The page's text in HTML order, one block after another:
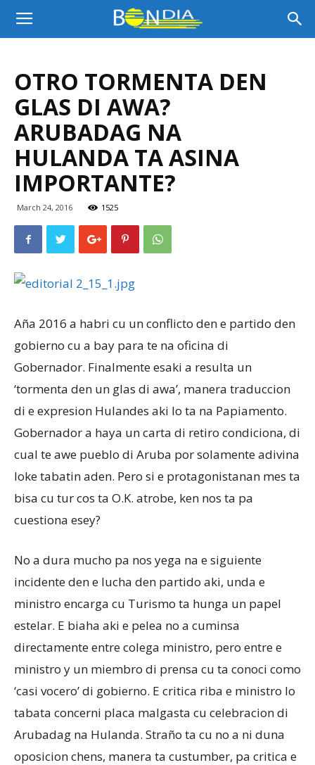
Bon
Dia
Aruba
Noticia
Aruba
OTRO TORMENTA DEN
GLAS DI AWA?
ARUBADAG NA
HULANDA TA ASINA
IMPORTANTE?
March 24, 2016 1525
Aña 2016 a habri cu un conflicto den e partido den
gobierno cu a bay para te na oficina di
Gobernador. Finalmente esaki a resulta un
‘tormenta den un glas di awa’, manera traduccion
di e expresion Hulandes aki lo ta na Papiamento.
Gobernador a haya un carta di retiro condiciona, di
cual te awe pueblo di Aruba por solamente adivina
loke tabatin aden. Pero si e protagonistanan mes ta
bisa cu tur cos ta O.K. atrobe, ken nos ta pa
cuestiona esey?
No a dura mucho pa nos yega na e siguiente
incidente den e lucha den partido aki, unda e
ministro encarga cu Turismo ta hunga un papel
estelar. E biaha aki e pelea no a cuminsa
directamente entre colega ministro, pero entre e
ministro y un miembro di prensa cu ta conoci como
‘casi vocero’ di gobierno. E critica riba e ministro lo
tabata concerni placa malgasta cu celebracion di
Arubadag na Hulanda. Straño ta cu no a ni duna
oposicion chens, manera ta custumber, pa critica e